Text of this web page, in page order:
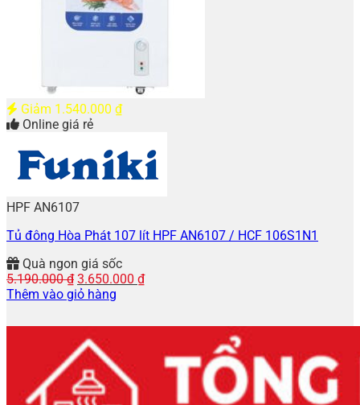
Giảm 1.540.000 ₫
Online giá rẻ
HPF AN6107
Tủ đông Hòa Phát 107 lít HPF AN6107 / HCF 106S1N1
Quà ngon giá sốc
5.190.000₫ Giá
gốc
5.190.000 ₫.
3.650.000 ₫Giá
là:
Thêm vào giỏ hàng